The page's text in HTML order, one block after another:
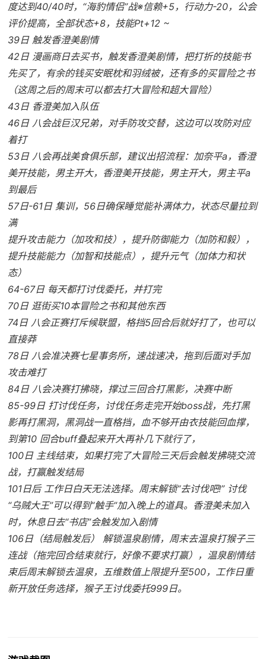
度达到40/40时，“海豹情侣”战※信赖+5，行动力-20，公会
评价提高，全部状态+8，技能Pt+12 ~
39日 触发香澄美剧情
42日 漫画商日去买书，触发香澄美剧情，把打折的技能书
先买了，有余的钱买安眠枕和羽绒被，还有多的买冒险之书
（这周之后的周末可以都去打大冒险和超大冒险）
43日 香澄美加入队伍
46日 八会战巨汉兄弟，对手防攻交替，这边可以攻防对应
着打
53日 八会再战美食俱乐部，建议出招流程：加奈平a，香澄
美开技能，男主开大，香澄美开技能，男主开大，男主平a
到最后
57日-61日 集训，56日确保睡觉能补满体力，状态尽量拉到
满
提升攻击能力（加攻和技），提升防御能力（加防和毅），
提升技能能力（加智和技能点），提升元气（加体力和状
态）
64-67日 每天都打讨伐委托，并打完
70日 逛街买10本冒险之书和其他东西
74日 八会正赛打斥候联盟，格挡5回合后就好打了，也可以
直接莽
78日 八会准决赛七星事务所，速战速决，拖到后面对手加
攻击难打
84日 八会决赛打拂晓，撑过三回合打黑影，决赛中断
85-99日 打讨伐任务，讨伐任务走完开始boss战，先打黑
影再打黑洞，黑洞战一直格挡，血不够开由衣技能回血撑，
到第10 回合buff叠起来开大再补几下就行了，
100日 主线结束，如果打完了大冒险三天后会触发拂晓交流
战，打赢触发结局
101日后 工作日白天无法选择。周末解锁“去讨伐吧!” 讨伐
“乌贼大王”可以得到“触手”加入晚上的道具。香澄美未加入
时，休息日去“书店”会触发加入剧情
106日（结局触发后） 解锁温泉剧情，周末去温泉打猴子三
连战（拖完回合结束就行，好像不要求打赢），温泉剧情结
束后周末解锁去温泉，五维数值上限提升至500，工作日重
新开放任务选择，猴子王讨伐委托999日。